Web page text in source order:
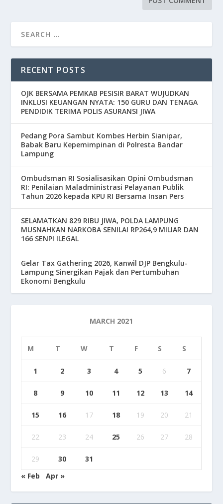
RECENT POSTS
OJK BERSAMA PEMKAB PESISIR BARAT WUJUDKAN
INKLUSI KEUANGAN NYATA: 150 GURU DAN TENAGA
PENDIDIK TERIMA POLIS ASURANSI JIWA
Pedang Pora Sambut Kombes Herbin Sianipar,
Babak Baru Kepemimpinan di Polresta Bandar
Lampung
Ombudsman RI Sosialisasikan Opini Ombudsman
RI: Penilaian Maladministrasi Pelayanan Publik
Tahun 2026 kepada KPU RI Bersama Insan Pers
SELAMATKAN 829 RIBU JIWA, POLDA LAMPUNG
MUSNAHKAN NARKOBA SENILAI RP264,9 MILIAR DAN
166 SENPI ILEGAL
Gelar Tax Gathering 2026, Kanwil DJP Bengkulu-
Lampung Sinergikan Pajak dan Pertumbuhan
Ekonomi Bengkulu
MARCH 2021
M T W T F S S
1 2 3 4 5 6 7
8 9 10 11 12 13 14
15 16 17 18 19 20 21
22 23 24 25 26 27 28
29 30
31
« Feb
Apr »